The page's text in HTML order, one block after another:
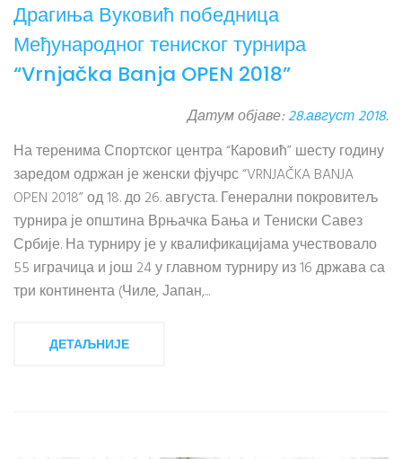
Драгиња Вуковић победница
Међународног тениског турнира
“Vrnjačka Banja OPEN 2018”
Датум објаве:28.август 2018.
На теренима Спортског центра “Каровић” шесту годину
заредом одржан је женски фјучрс “VRNJAČKA BANJA
OPEN 2018” од 18. до 26. августа. Генерални покровитељ
турнира је општина Врњачка Бања и Тениски Савез
Србије. На турниру је у квалификацијама учествовало
55 играчица и још 24 у главном турниру из 16 држава са
три континента (Чиле, Јапан,...
ДЕТАЉНИЈЕ